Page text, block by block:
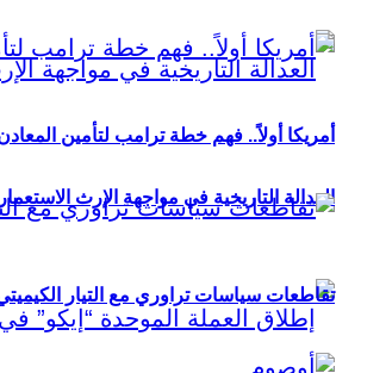
العدالة التاريخية في مواجهة الإرث
أمريكا أولاً.. فهم خطة ترامب لتأمين
تقاطعات سياسات تراوري مع التيار